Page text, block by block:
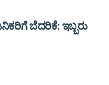
ಬೆದರಿಕೆ: ಇಬ್ಬರು